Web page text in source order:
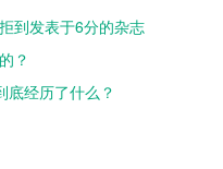
到发表于6分的杂志
？
底经历了什么？